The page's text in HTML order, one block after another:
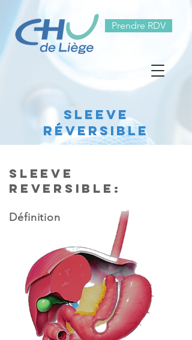
Prendre RDV
sleeve
réversible
SLEEVE
REVERSIBLE:
Définition